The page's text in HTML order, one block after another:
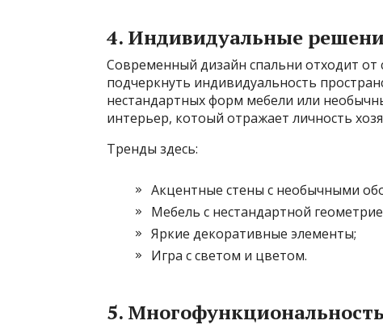
4. Индивидуальные
Современный дизайн спальни отходит
подчеркнуть индивидуальность
нестандартных форм мебели или
интерьер, котоый отражает личность
Тренды здесь:
Акцентные стены с необычными
Мебель с нестандартной
Яркие декоративные элементы;
Игра с светом и цветом.
5.